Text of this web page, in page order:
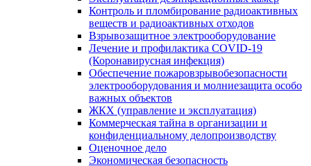
Контроль и пломбирование радиоактивных
веществ и радиоактивных отходов
Взрывозащитное электрооборудование
Лечение и профилактика COVID-19
(Коронавирусная инфекция)
Обеспечение пожаровзрывобезопасности
электрооборудования и молниезащита особо
важных объектов
ЖКХ (управление и эксплуатация)
Коммерческая тайна в организации и
конфиденциальному делопроизводству
Оценочное дело
Экономическая безопасность